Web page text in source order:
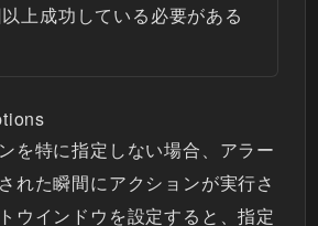
上成功している必要がある
を特に指定しない場合、アラー
れた瞬間にアクションが実行さ
ウインドウを設定すると、指定